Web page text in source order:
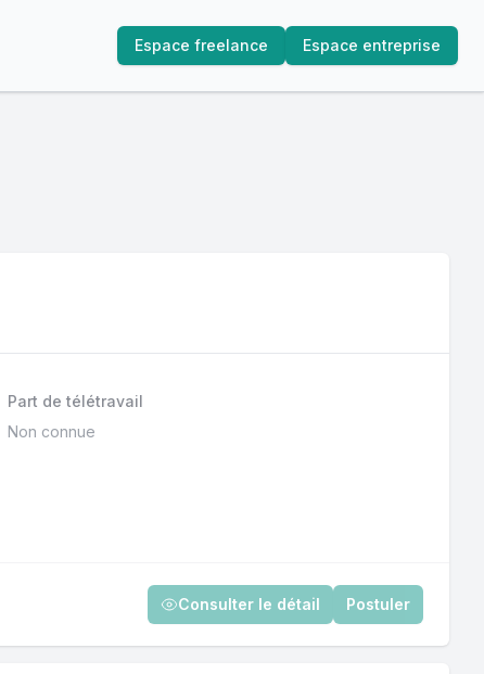
Espace freelance Espace entreprise
Part de télétravail
Non connue
Consulter le détail Postuler